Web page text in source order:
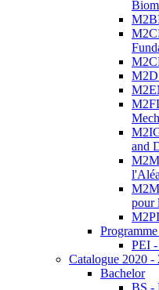
and
pour
PEI -
Catalogue 2020 -
Bachelor
BS -